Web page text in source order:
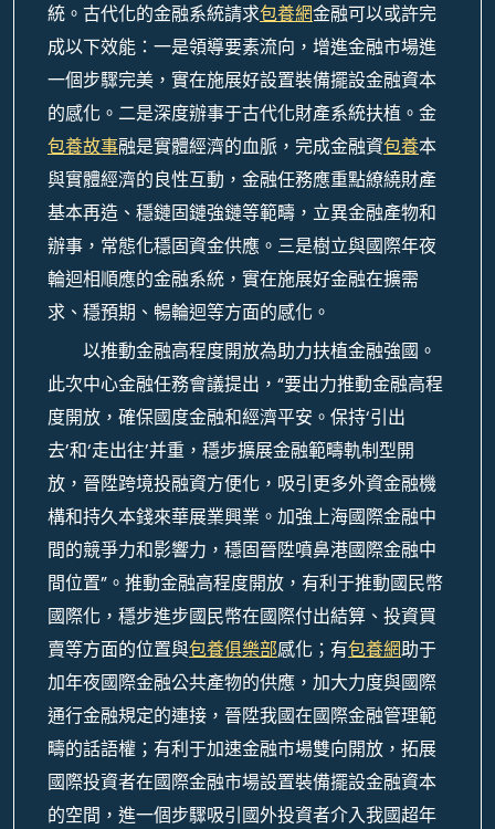
統。古代化的金融系統請求包養網金融可以或許完
成以下效能：一是領導要素流向，增進金融市場進
一個步驟完美，實在施展好設置裝備擺設金融資本
的感化。二是深度辦事于古代化財產系統扶植。金
包養故事融是實體經濟的血脈，完成金融資包養本
與實體經濟的良性互動，金融任務應重點繚繞財產
基本再造、穩鏈固鏈強鏈等範疇，立異金融產物和
辦事，常態化穩固資金供應。三是樹立與國際年夜
輪迴相順應的金融系統，實在施展好金融在擴需
求、穩預期、暢輪迴等方面的感化。
以推動金融高程度開放為助力扶植金融強國。
此次中心金融任務會議提出，“要出力推動金融高程
度開放，確保國度金融和經濟平安。保持‘引出
去’和‘走出往’并重，穩步擴展金融範疇軌制型開
放，晉陞跨境投融資方便化，吸引更多外資金融機
構和持久本錢來華展業興業。加強上海國際金融中
間的競爭力和影響力，穩固晉陞噴鼻港國際金融中
間位置”。推動金融高程度開放，有利于推動國民幣
國際化，穩步進步國民幣在國際付出結算、投資買
賣等方面的位置與包養俱樂部感化；有包養網助于
加年夜國際金融公共產物的供應，加大力度與國際
通行金融規定的連接，晉陞我國在國際金融管理範
疇的話語權；有利于加速金融市場雙向開放，拓展
國際投資者在國際金融市場設置裝備擺設金融資本
的空間，進一個步驟吸引國外投資者介入我國超年